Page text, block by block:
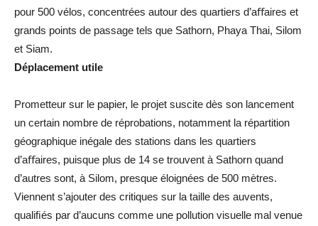
pour 500 vélos, concentrées autour des quartiers d’aﬀaires et
grands points de passage tels que Sathorn, Phaya Thai, Silom
et Siam.
Déplacement utile
Prometteur sur le papier, le projet suscite dès son lancement
un certain nombre de réprobations, notamment la répartition
géographique inégale des stations dans les quartiers
d’aﬀaires, puisque plus de 14 se trouvent à Sathorn quand
d’autres sont, à Silom, presque éloignées de 500 mètres.
Viennent s’ajouter des critiques sur la taille des auvents,
qualiﬁés par d’aucuns comme une pollution visuelle mal venue